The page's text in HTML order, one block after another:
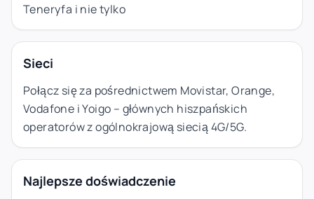
Teneryfa i nie tylko
Sieci
Połącz się za pośrednictwem Movistar, Orange,
Vodafone i Yoigo – głównych hiszpańskich
operatorów z ogólnokrajową siecią 4G/5G.
Najlepsze doświadczenie